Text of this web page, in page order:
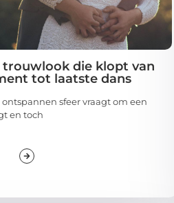
trouwlook die klopt van
tot laatste dans
sfeer vraagt om een
en toch